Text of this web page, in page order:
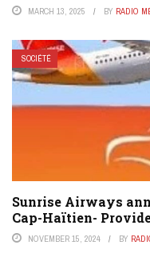
MARCH 13, 2025 BY RADIO
SOCIÉTÉ
Sunrise Airways
Cap-Haïtien-
NOVEMBER 15, 2024 BY